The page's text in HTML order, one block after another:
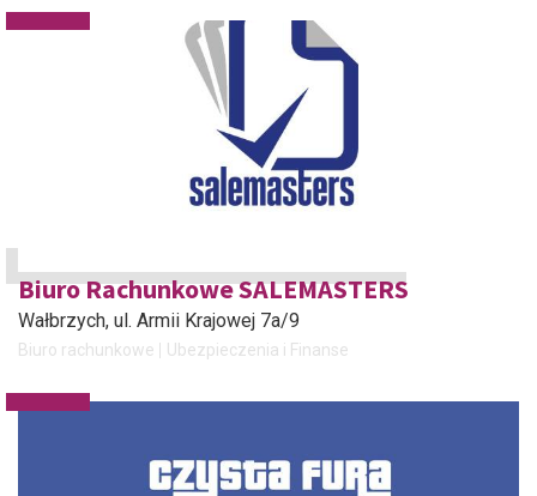
Biuro Rachunkowe SALEMASTERS
Wałbrzych, ul. Armii Krajowej 7a/9
Biuro rachunkowe Ubezpieczenia i Finanse